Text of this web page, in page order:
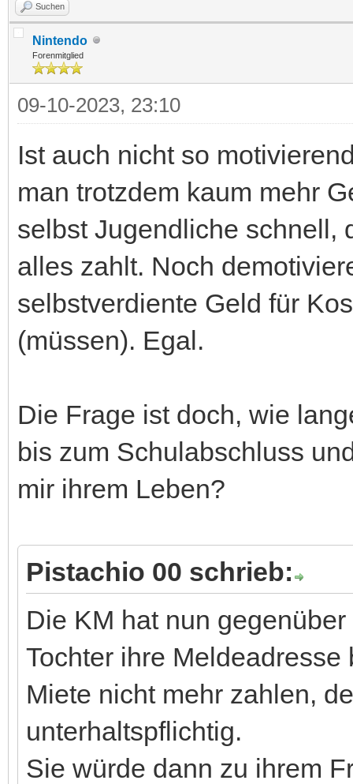
Suchen
Nintendo
Forenmitglied
09-10-2023, 23:10
Ist auch nicht so
man trotzdem kaum mehr
selbst Jugendliche schnell,
alles zahlt. Noch
selbstverdiente Geld für
(müssen). Egal.
Die Frage ist doch, wie
bis zum Schulabschluss
mir ihrem Leben?
Pistachio 00 schrieb:
Die KM hat nun
Tochter ihre
Miete nicht mehr zahlen,
unterhaltspflichtig.
Sie würde dann zu ihrem